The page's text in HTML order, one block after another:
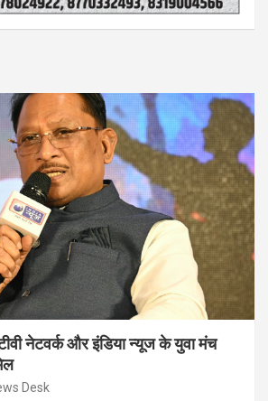
नेटवर्क और इंडिया न्यूज के युवा मंच
Desk